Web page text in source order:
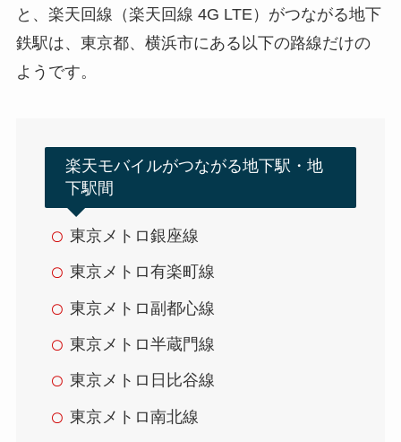
と、楽天回線（楽天回線 4G LTE）がつながる地下
鉄駅は、東京都、横浜市にある以下の路線だけの
ようです。
楽天モバイルがつながる地下駅・地
下駅間
東京メトロ銀座線
東京メトロ有楽町線
東京メトロ副都心線
東京メトロ半蔵門線
東京メトロ日比谷線
東京メトロ南北線